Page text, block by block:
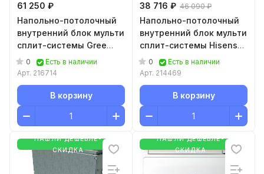
61 250 ₽
Напольно-потолочный
внутренний блок мульти
сплит-системы Gree
FREE MATCH IV GEH18AA-
K6DNA1E/I
0
Есть в наличии
Арт. 216714
В корзину
38 716 ₽ 46 090 ₽
Напольно-потолочный
внутренний блок мульти
сплит-системы Hisense
Free Match AKT-
12UR4RK8
0
Есть в наличии
Арт. 214469
В корзину
НАШЛИ ДЕШЕВЛЕ-
СКИДКА
НАШЛИ ДЕШЕВЛЕ-
СКИДКА